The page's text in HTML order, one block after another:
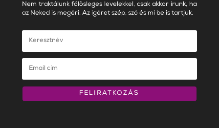
Nem traktálunk fölösleges levelekkel, csak akkor írunk, ha
az Neked is megéri. Az igéret szép, szó és mi be is tartjuk.
FELIRATKOZÁS